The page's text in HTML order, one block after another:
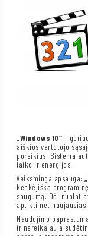
„Windows 10“ –
aiškios vartotojo
poreikius. Sistema
laiko ir energijos.
Veiksminga apsauga:
kenkėjišką
saugumą. Dėl nuolat
aptikti net naujausias
Naudojimo
ir nereikalauja